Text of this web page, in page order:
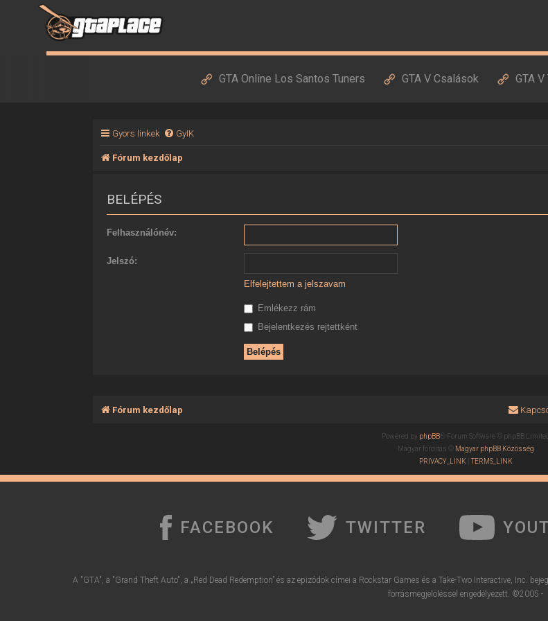
GTA Online Los Santos Tuners GTA V Csalások GTA
Gyors linkek GyIK
Fórum kezdőlap
BELÉPÉS
Felhasználónév:
Jelszó:
Elfelejtettem a jelszavam
Emlékezz rám
Bejelentkezés rejtettként
Fórum kezdőlap
Powered by phpBB® Forum Software © phpBB Limited
Magyar fordítás © Magyar phpBB Közösség
PRIVACY_LINK |TERMS_LINK
FACEBOOK TWITTER
A "GTA", a "Grand Theft Auto", a „Red Dead Redemption” és az epizódok címei a Rockstar Games és a Take-Two Interactive, Inc.
forrásmegjelöléssel engedélyezett. ©2005 -